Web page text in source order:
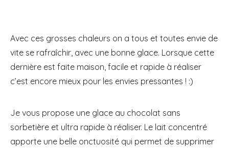
Avec ces grosses chaleurs on a tous et toutes envie de
vite se rafraîchir, avec une bonne glace. Lorsque cette
dernière est faite maison, facile et rapide à réaliser
c’est encore mieux pour les envies pressantes ! :)
Je vous propose une glace au chocolat sans
sorbetière et ultra rapide à réaliser. Le lait concentré
apporte une belle onctuosité qui permet de supprimer